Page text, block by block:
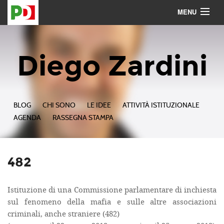
MENU
Diego Zardini
BLOG CHI SONO LE IDEE
ATTIVITÀ ISTITUZIONALE
AGENDA
RASSEGNA STAMPA
482
Istituzione di una Commissione parlamentare di inchiesta
sul fenomeno della mafia e sulle altre associazioni
criminali, anche straniere (482)